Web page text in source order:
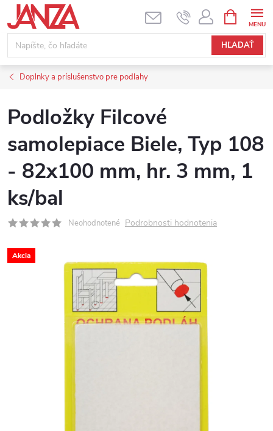
Prejsť na obsah
HĽADAŤ
Doplnky a príslušenstvo pre podlahy
Podložky Filcové
samolepiace Biele, Typ 108
- 82x100 mm, hr. 3 mm, 1
ks/bal
Neohodnotené Podrobnosti hodnotenia
Akcia